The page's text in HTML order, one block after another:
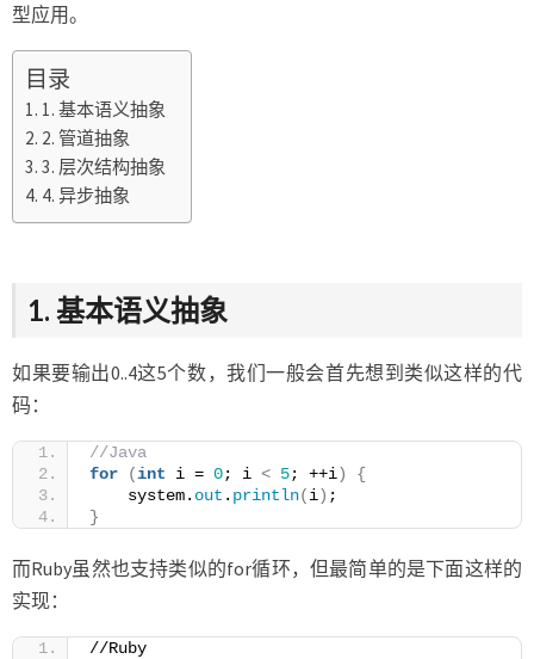
型应用。
目录
1. 基本语义抽象
2. 管道抽象
3. 层次结构抽象
4. 异步抽象
1. 基本语义抽象
如果要输出0..4这5个数，我们一般会首先想到类似这样的代
码：
//Java
for
(int i = 0; i < 5; ++i)
{
    system.
out . println(i) ;
}
而Ruby虽然也支持类似的for循环，但最简单的是下面这样的
实现：
//Ruby